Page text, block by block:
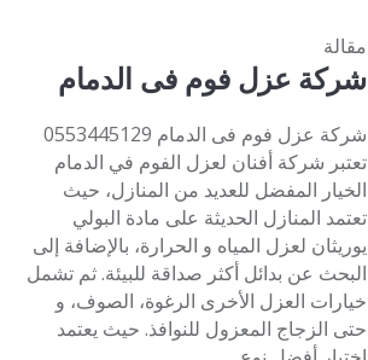
مقالة
شركة عزل فوم فى الدمام
شركة عزل فوم فى الدمام 0553445129
تعتبر شركة أفنان لعزل الفوم في الدمام
الخيار المفضل للعديد من المنازل، حيث
تعتمد المنازل الحديثة على مادة البولي
يوريثان لعزل المياه و الحرارة، بالإضافة إلى
البحث عن بدائل أكثر صداقة للبيئة. ثم تشمل
خيارات العزل الأخرى الرغوة، الصوف، و
حتى الزجاج المعزول للنوافذ. حيث يعتمد